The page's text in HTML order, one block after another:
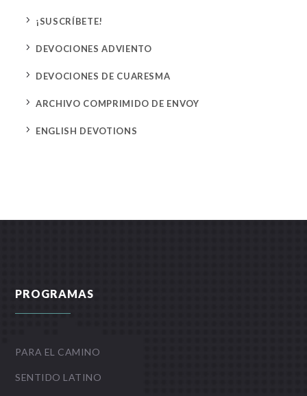
5 ¡SUSCRÍBETE!
5 DEVOCIONES ADVIENTO
5 DEVOCIONES DE CUARESMA
5 ARCHIVO COMPRIMIDO DE ENVOY
5 ENGLISH DEVOTIONS
PROGRAMAS
PARA EL CAMINO
SENTIDO LATINO